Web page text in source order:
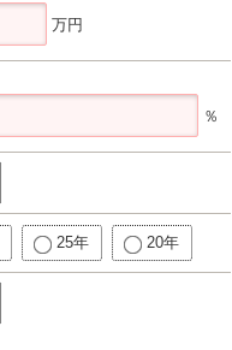
万円
％
25年 20年